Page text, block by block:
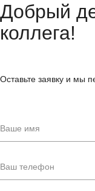
Добрый
коллега!
Оставьте заявку и мы